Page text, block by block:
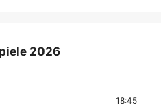
2026
18:45